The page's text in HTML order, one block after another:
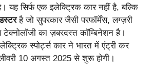
यह सिर्फ एक इलेक्ट्रिक कार नहीं है, बल्कि
है जो सुपरकार जैसी परफॉर्मेंस, लग्ज़री
का ज़बरदस्त कॉम्बिनेशन है।
स्पोर्ट्स कार ने भारत में एंट्री कर
10 अगस्त 2025 से शुरू होगी।